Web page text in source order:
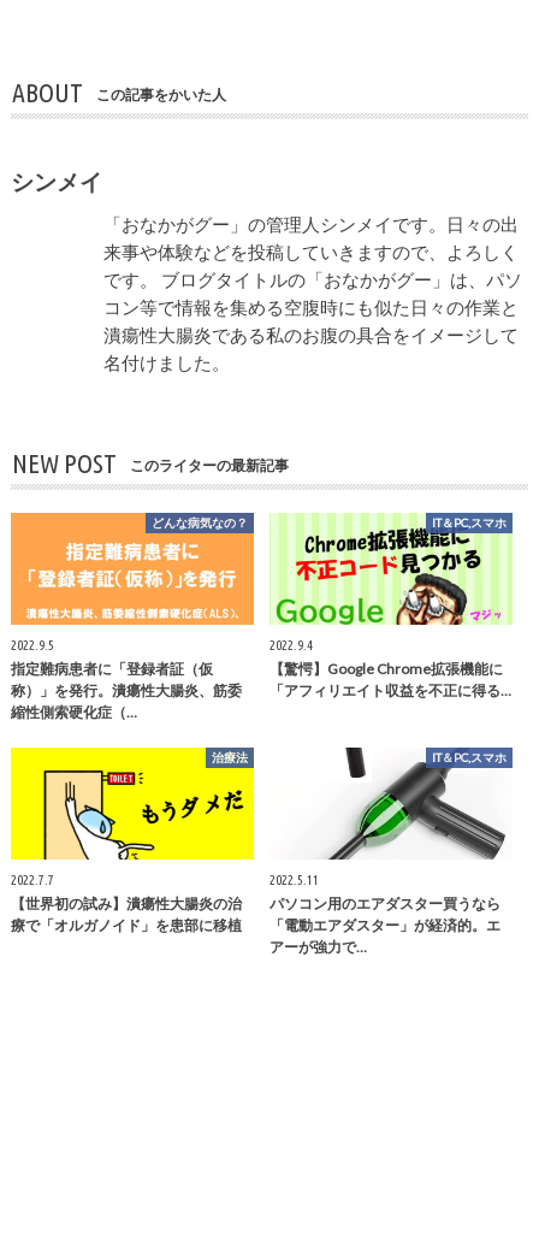
ABOUT この記事をかいた人
シンメイ
「おなかがグー」の管理人シンメイです。日々の出
来事や体験などを投稿していきますので、よろしく
です。 ブログタイトルの「おなかがグー」は、パソ
コン等で情報を集める空腹時にも似た日々の作業と
潰瘍性大腸炎である私のお腹の具合をイメージして
名付けました。
NEW POST このライターの最新記事
どんな病気なの？
2022.9.5
指定難病患者に「登録者証（仮
称）」を発行。潰瘍性大腸炎、筋委
縮性側索硬化症（…
IT＆PC,スマホ
2022.9.4
【驚愕】Google Chrome拡張機能に
「アフィリエイト収益を不正に得る…
治療法
2022.7.7
【世界初の試み】潰瘍性大腸炎の治
療で「オルガノイド」を患部に移植
IT＆PC,スマホ
2022.5.11
パソコン用のエアダスター買うなら
「電動エアダスター」が経済的。エ
アーが強力で…